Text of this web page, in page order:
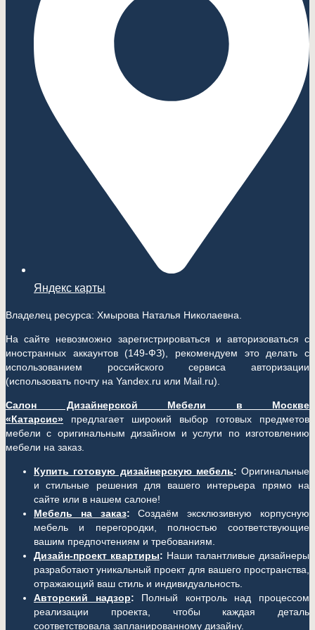
Яндекс карты
Владелец ресурса: Хмырова Наталья Николаевна.
На сайте невозможно зарегистрироваться и авторизоваться с
иностранных аккаунтов (149-ФЗ), рекомендуем это делать с
использованием российского сервиса авторизации
(использовать почту на Yandex.ru или Mail.ru).
Салон Дизайнерской Мебели в Москве
«Катарсис»
предлагает широкий выбор готовых предметов
мебели с оригинальным дизайном и услуги по изготовлению
мебели на заказ.
Купить готовую дизайнерскую мебель: Оригинальные
и стильные решения для вашего интерьера прямо на
сайте или в нашем салоне!
Мебель на заказ: Создаём эксклюзивную корпусную
мебель и перегородки, полностью соответствующие
вашим предпочтениям и требованиям.
Дизайн-проект квартиры: Наши талантливые дизайнеры
разработают уникальный проект для вашего пространства,
отражающий ваш стиль и индивидуальность.
Авторский надзор: Полный контроль над процессом
реализации проекта, чтобы каждая деталь
соответствовала запланированному дизайну.